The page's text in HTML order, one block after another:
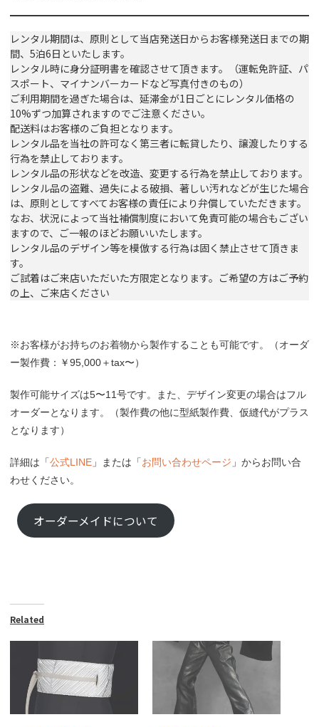
レンタル期間は、原則として当店発送日からお客様発送日までの期
間、5泊6日といたします。
レンタル時に身分証明書を確認させて頂きます。（運転免許証、パ
スポート、マイナンバーカードなど写真付きのもの）
ご利用期間を過ぎた場合は、延滞金が1日ごとにレンタル価格の
10%ずつ加算されますのでご注意ください。
配送料はお客様のご負担となります。
レンタル品を当社の許可なく第三者に転貸したり、譲渡したりする
行為を禁止しております。
レンタル品の形状などを改造、変更する行為を禁止しております。
レンタル品の盗難、過失による破損、著しい汚れなどが生じた場合
は、原則としてすべてお客様の責任により弁償していただきます。
なお、状況によって当社補償制度において免責可能の場合もござい
ますので、ご一報のほどお願いいたします。
レンタル品のデザイン等を模倣する行為は固く禁止させて頂きま
す。
ご試着はご来店いただいた方限定となります。ご希望の方はご予約
の上、ご来店ください
※お客様がお持ちのお着物から製作することも可能です。（オーダ
ー製作費：￥95,000＋tax〜）
製作可能サイズは5〜11号です。また、デザイン変更の場合はフル
オーダーとなります。（製作費の他に型紙製作費、仮縫代がプラス
となります）
詳細は「公式LINE 」または「お問い合わせページ 」からお問い合
わせください。
オーダーメイドについて
Related